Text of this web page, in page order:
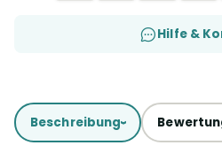
Hilfe &
Beschreibung